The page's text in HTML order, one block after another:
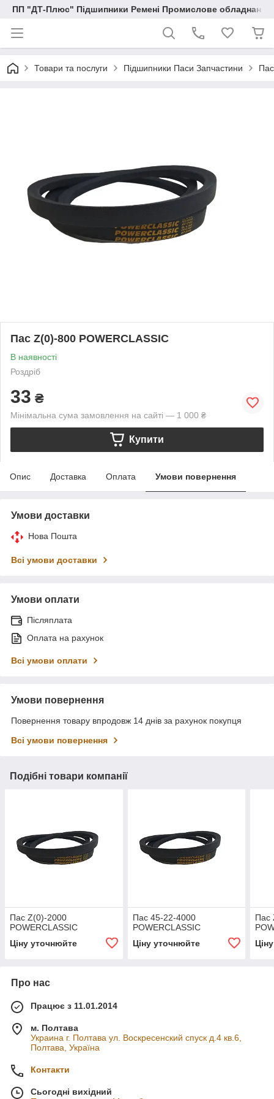
ПП "ДТ-Плюс" Підшипники Ремені Промислове обладнання
Товари та послуги Підшипники Паси Запчастини
Пас Z(0)-800 POWERCLASSIC
В наявності
Роздріб
33 ₴
Мінімальна сума замовлення на сайті — 1 000 ₴
Купити
Опис Доставка Оплата Умови повернення
Умови доставки
Нова Пошта
Всі умови доставки
Умови оплати
Післяплата
Оплата на рахунок
Всі умови оплати
Умови повернення
Повернення товару впродовж 14 днів за рахунок покупця
Всі умови повернення
Подібні товари компанії
Пас Z(0)-2000
POWERCLASSIC
Ціну уточнюйте
Пас 45-22-4000
POWERCLASSIC
Ціну уточнюйте
Пас
Про нас
Працює з 11.01.2014
м. Полтава
Украина г. Полтава ул. Воскресенский спуск д.4 кв.6,
Полтава, Україна
Контакти
Сьогодні вихідний